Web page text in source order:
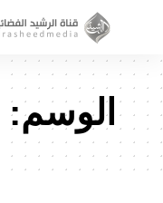
الوسم: